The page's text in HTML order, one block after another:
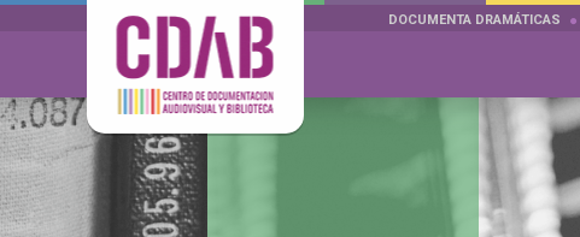
DOCUMENTA DRAMÁTICAS